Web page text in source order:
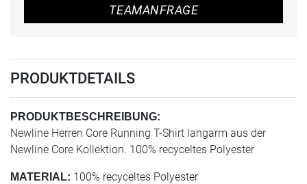
TEAMANFRAGE
PRODUKTDETAILS
PRODUKTBESCHREIBUNG:
Newline Herren Core Running T-Shirt langarm aus der
Newline Core Kollektion. 100% recyceltes Polyester
MATERIAL: 100% recyceltes Polyester